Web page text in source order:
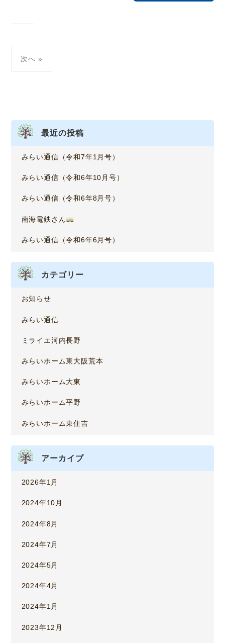
ゲ
次へ »
最近の投稿
みらい通信（令和7年1月号）
みらい通信（令和6年10月号）
みらい通信（令和6年8月号）
南海電鉄さん
みらい通信（令和6年6月号）
カテゴリー
お知らせ
みらい通信
ミライエ河内長野
みらいホーム東大阪荒本
みらいホーム大東
みらいホーム平野
みらいホーム東住吉
アーカイブ
2026年1月
2024年10月
2024年8月
2024年7月
2024年5月
2024年4月
2024年1月
2023年12月